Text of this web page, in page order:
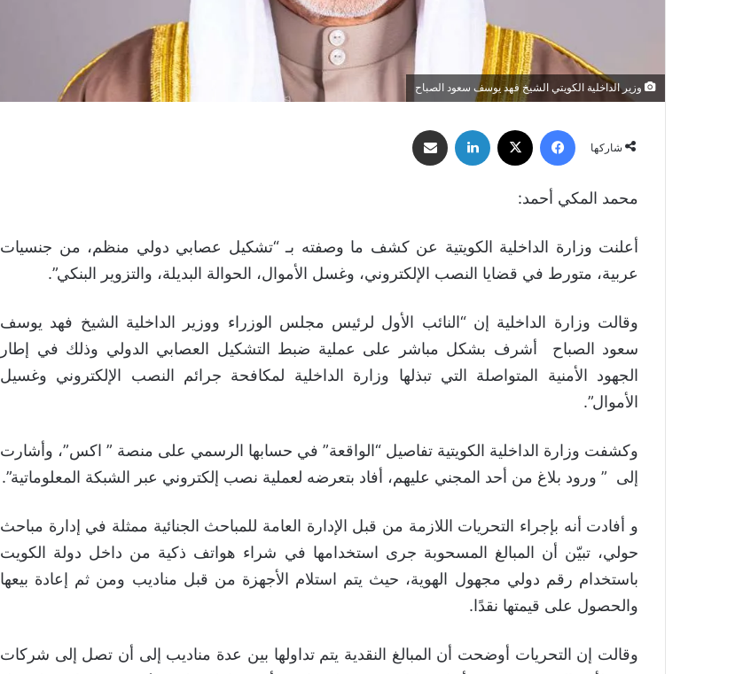
وزير الداخلية الكويتي الشيخ فهد يوسف سعود الصباح
شاركها
محمد المكي أحمد:
أعلنت وزارة الداخلية الكويتية عن كشف ما وصفته بـ “تشكيل عصابي دولي منظم، من جنسيات
عربية، متورط في قضايا النصب الإلكتروني، وغسل الأموال، الحوالة البديلة، والتزوير البنكي”.
وقالت وزارة الداخلية إن “النائب الأول لرئيس مجلس الوزراء ووزير الداخلية الشيخ فهد يوسف
سعود الصباح أشرف بشكل مباشر على عملية ضبط التشكيل العصابي الدولي وذلك في إطار
الجهود الأمنية المتواصلة التي تبذلها وزارة الداخلية لمكافحة جرائم النصب الإلكتروني وغسيل
الأموال”.
‏وكشفت وزارة الداخلية الكويتية تفاصيل “الواقعة” في حسابها الرسمي على منصة ” اكس”، وأشارت
إلى ” ورود بلاغ من أحد المجني عليهم، أفاد بتعرضه لعملية نصب إلكتروني عبر الشبكة المعلوماتية”.
و أفادت أنه بإجراء التحريات اللازمة من قبل الإدارة العامة للمباحث الجنائية ممثلة في إدارة مباحث
حولي، تبيّن أن المبالغ المسحوبة جرى استخدامها في شراء هواتف ذكية من داخل دولة الكويت
باستخدام رقم دولي مجهول الهوية، حيث يتم استلام الأجهزة من قبل مناديب ومن ثم إعادة بيعها
والحصول على قيمتها نقدًا.
‏وقالت إن التحريات أوضحت أن المبالغ النقدية يتم تداولها بين عدة مناديب إلى أن تصل إلى شركات